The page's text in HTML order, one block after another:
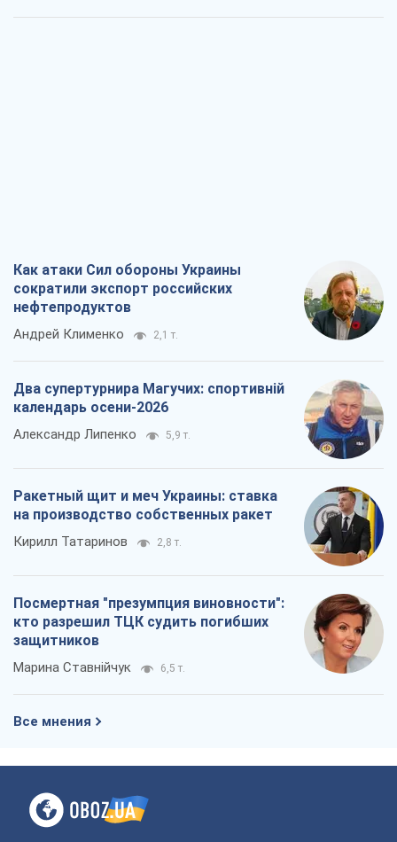
Как атаки Сил обороны Украины
сократили экспорт российских
нефтепродуктов
Андрей Клименко 2,1 т.
Два супертурнира Магучих: спортивній
календарь осени-2026
Александр Липенко 5,9 т.
Ракетный щит и меч Украины: ставка
на производство собственных ракет
Кирилл Татаринов 2,8 т.
Посмертная "презумпция виновности":
кто разрешил ТЦК судить погибших
защитников
Марина Ставнійчук 6,5 т.
Все мнения